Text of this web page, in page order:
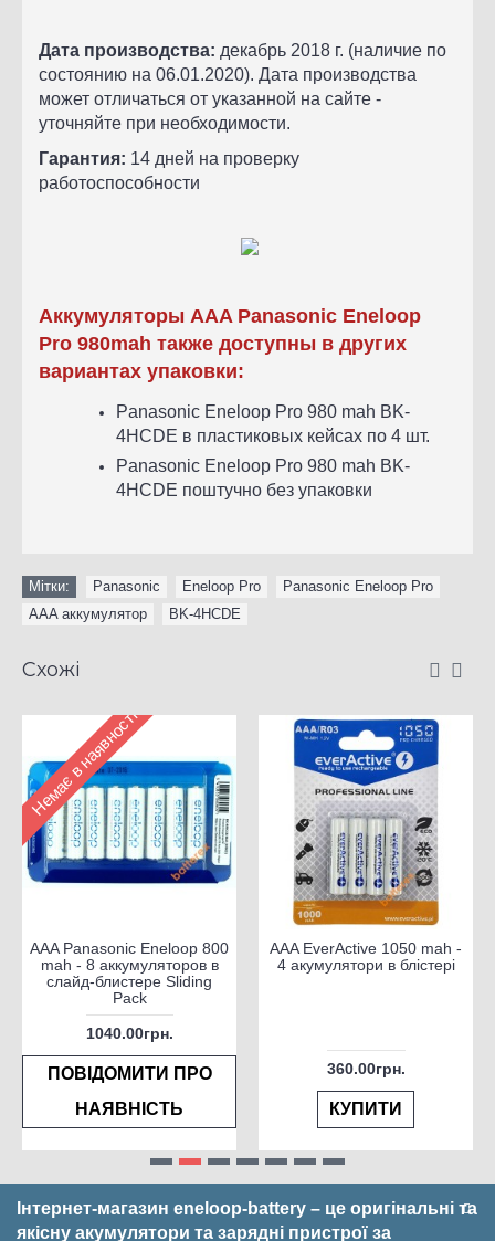
Дата производства: декабрь 2018 г. (наличие по
состоянию на 06.01.2020). Дата производства
может отличаться от указанной на сайте -
уточняйте при необходимости.
Гарантия: 14 дней на проверку
работоспособности
Аккумуляторы AAA Panasonic Eneloop
Pro 980mah также доступны в других
вариантах упаковки:
Panasonic Eneloop Pro 980 mah BK-
4HCDE в пластиковых кейсах по 4 шт.
Panasonic Eneloop Pro 980 mah BK-
4HCDE поштучно без упаковки
Мітки: Panasonic Eneloop Pro Panasonic Eneloop Pro
AAA аккумулятор
BK-4HCDE
Схожі
Немає в наявності
AAA Panasonic Eneloop 800
mah - 8 аккумуляторов в
слайд-блистере Sliding
Pack
1040.00грн.
ПОВІДОМИТИ ПРО
НАЯВНІСТЬ
AAA EverActive 1050 mah -
4 акумулятори в блістері
360.00грн.
КУПИТИ
Інтернет-магазин eneloop-battery – це оригінальні та
якісну акумулятори та зарядні пристрої за